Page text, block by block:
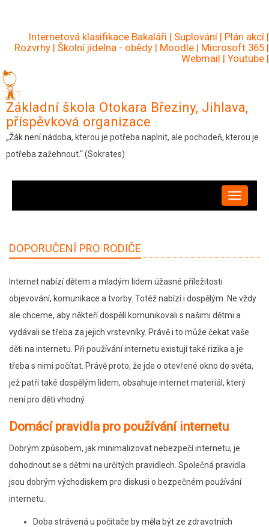
hlavnímuInternetová klasifikace Bakaláři | Suplování | Plán akcí |
Rozvrhy | Školní jídelna - obědy | Moodle | Microsoft 365 |
Webmail | Youtube |
Základní škola Otokara Březiny, Jihlava,
příspěvková organizace
„Žák není nádoba, kterou je potřeba naplnit, ale pochodeň, kterou je
potřeba zažehnout.“ (Sokrates)
DOPORUČENÍ PRO RODIČE
Internet nabízí dětem a mladým lidem úžasné příležitosti
objevování, komunikace a tvorby. Totéž nabízí i dospělým. Ne vždy
ale chceme, aby někteří dospělí komunikovali s našimi dětmi a
vydávali se třeba za jejich vrstevníky. Právě i to může čekat vaše
děti na internetu. Při používání internetu existují také rizika a je
třeba s nimi počítat. Právě proto, že jde o otevřené okno do světa,
jež patří také dospělým lidem, obsahuje internet materiál, který
není pro děti vhodný.
Domácí pravidla pro používání internetu
Dobrým způsobem, jak minimalizovat nebezpečí internetu, je
dohodnout se s dětmi na určitých pravidlech. Společná pravidla
jsou dobrým východiskem pro diskusi o bezpečném používání
internetu.
Doba strávená u počítače by měla být ze zdravotních